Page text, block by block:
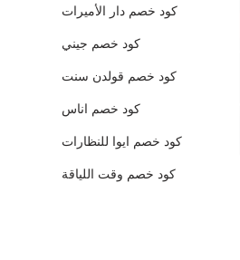
كود خصم دار الأميرات
كود خصم جيني
كود خصم قولدن سنت
كود خصم اناس
كود خصم ايوا للنظارات
كود خصم وقت اللياقة